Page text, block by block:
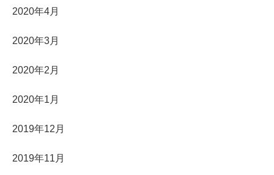
2020年4月
2020年3月
2020年2月
2020年1月
2019年12月
2019年11月